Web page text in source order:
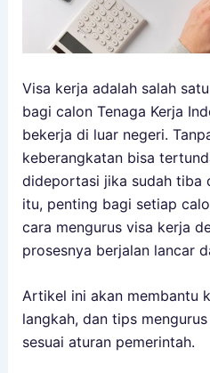
Visa kerja adalah salah
bagi calon Tenaga Kerja
bekerja di luar negeri.
keberangkatan bisa
dideportasi jika sudah tiba
itu, penting bagi setiap
cara mengurus visa kerja
prosesnya berjalan lancar
Artikel ini akan membantu
langkah, dan tips
sesuai aturan pemerintah.